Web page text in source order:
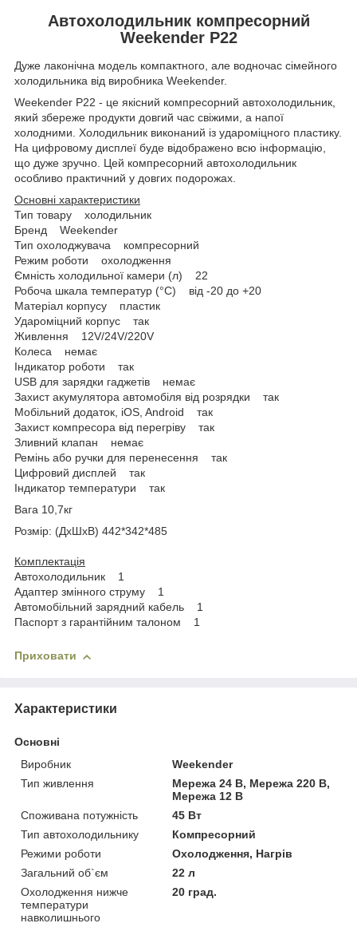
Автохолодильник компресорний
Weekender P22
Дуже лаконічна модель компактного, але водночас сімейного
холодильника від виробника Weekender.
Weekender P22 - це якісний компресорний автохолодильник,
який збереже продукти довгий час свіжими, а напої
холодними. Холодильник виконаний із удароміцного пластику.
На цифровому дисплеї буде відображено всю інформацію,
що дуже зручно. Цей компресорний автохолодильник
особливо практичний у довгих подорожах.
Основні характеристики
Тип товару холодильник
Бренд Weekender
Тип охолоджувача компресорний
Режим роботи охолодження
Ємність холодильної камери (л) 22
Робоча шкала температур (°C) від -20 до +20
Матеріал корпусу пластик
Удароміцний корпус так
Живлення 12V/24V/220V
Колеса немає
Індикатор роботи так
USB для зарядки гаджетів немає
Захист акумулятора автомобіля від розрядки так
Мобільний додаток, iOS, Android так
Захист компресора від перегріву так
Зливний клапан немає
Ремінь або ручки для перенесення так
Цифровий дисплей так
Індикатор температури так
Вага 10,7кг
Розмір: (ДхШхВ) 442*342*485
Комплектація
Автохолодильник 1
Адаптер змінного струму 1
Автомобільний зарядний кабель 1
Паспорт з гарантійним талоном 1
Приховати
Характеристики
Основні
Виробник
Weekender
Тип живлення
Мережа 24 В, Мережа 220 В,
Мережа 12 В
Споживана потужність
45 Вт
Тип автохолодильнику
Компресорний
Режими роботи
Охолодження, Нагрів
Загальний об`єм
22 л
Охолодження нижче
температури
навколишнього
20 град.